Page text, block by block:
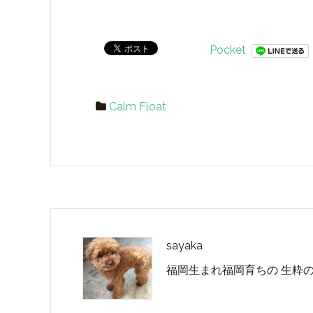
Pocket
Calm Float
sayaka
福岡生まれ福岡育ちの 生粋